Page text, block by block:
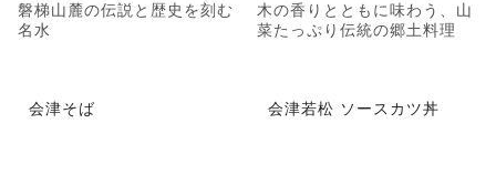
磐梯山麓の伝説と歴史を刻む
名水
木の香りとともに味わう、山
菜たっぷり伝統の郷土料理
会津そば 会津若松 ソースカツ丼